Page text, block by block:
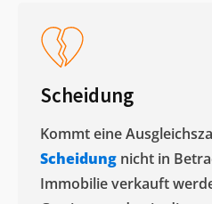
Scheidung
Kommt eine
Scheidung nicht in
Immobilie verkauft